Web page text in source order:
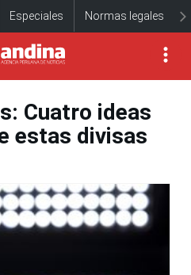
Especiales Normas legales
Cuatro ideas
estas divisas